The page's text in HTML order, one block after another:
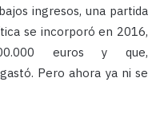
ingresos, una partida
se incorporó en 2016,
euros y que,
Pero ahora ya ni se